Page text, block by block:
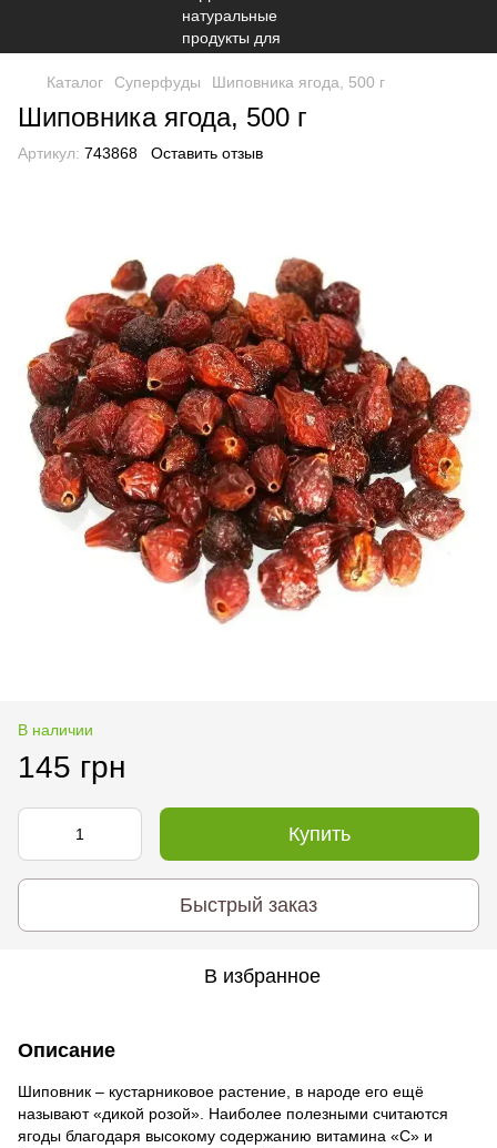
Каталог Суперфуды Шиповника ягода, 500 г
Шиповника ягода, 500 г
Артикул: 743868 Оставить отзыв
В наличии
145 грн
Купить
Быстрый заказ
В избранное
Описание
Шиповник – кустарниковое растение, в народе его ещё
называют «дикой розой». Наиболее полезными считаются
ягоды благодаря высокому содержанию витамина «С» и